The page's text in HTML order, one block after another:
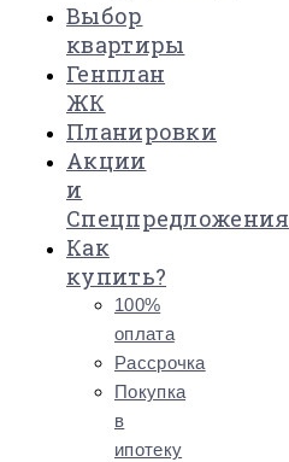
Выбор
квартиры
Генплан
ЖК
Планировки
Акции
и
Спецпредложения
Как
купить?
100%
оплата
Рассрочка
Покупка
в
ипотеку